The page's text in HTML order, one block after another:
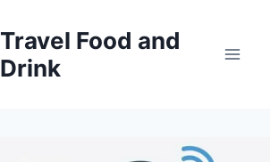
Travel Food and
Drink